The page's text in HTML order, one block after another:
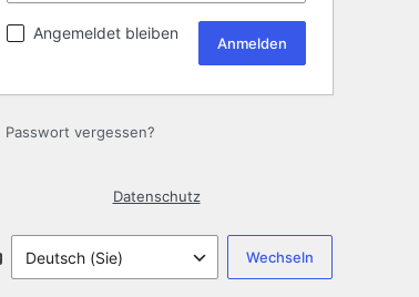
Angemeldet bleiben
Passwort vergessen?
Datenschutz
Sprache